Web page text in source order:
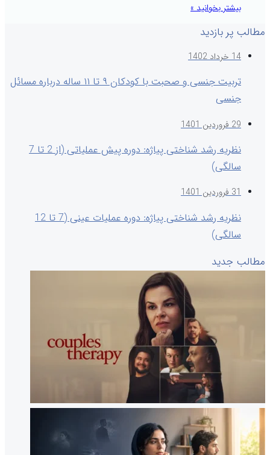
بیشتر بخوانید »
مطالب پر بازدید
14 خرداد 1402
تربیت جنسی و صحبت با کودکان ۹ تا ۱۱ ساله درباره مسائل
جنسی
29 فروردین 1401
نظریه رشد شناختی پیاژه: دوره پیش عملیاتی (از 2 تا 7
سالگی)
31 فروردین 1401
نظریه رشد شناختی پیاژه: دوره عملیات عینی (7 تا 12
سالگی)
مطالب جدید